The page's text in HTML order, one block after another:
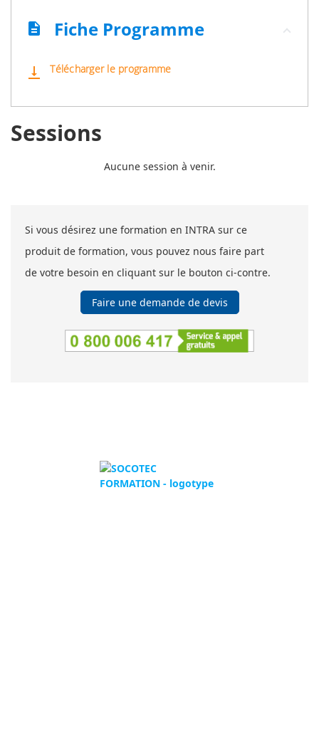
description Fiche Programme
vertical_align_bottom Télécharger le programme
Sessions
Aucune session à venir.
Si vous désirez une formation en INTRA sur ce
produit de formation, vous pouvez nous faire part
de votre besoin en cliquant sur le bouton ci-contre.
Faire une demande de devis